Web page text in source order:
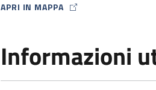
APRI IN MAPPA
MAP ICON
Informazioni